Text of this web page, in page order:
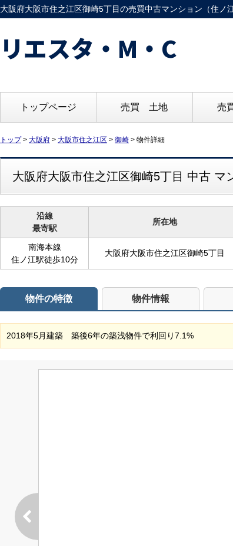
大阪府大阪市住之江区御崎5丁目の売買中古マンション（住ノ
リエスタ・M・C
トップページ 売買 土地 売
トップ> 大阪府 > 大阪市住之江区 > 御崎 > 物件詳細
大阪府大阪市住之江区御崎5丁目 中古 マ
沿線
最寄駅
所在地
南海本線
住ノ江駅徒歩10分
大阪府大阪市住之江区御崎5丁目
物件の特徴 物件情報
2018年5月建築 築後6年の築浅物件で利回り7.1%